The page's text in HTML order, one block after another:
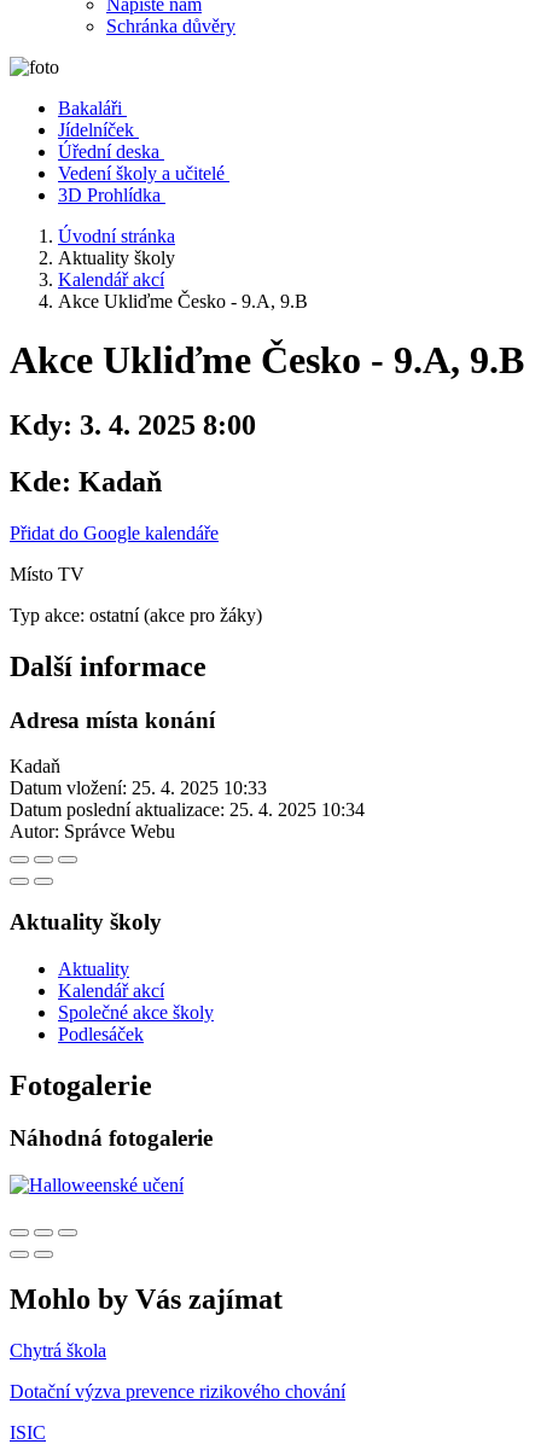
Napište nám
Schránka důvěry
Bakaláři
Jídelníček
Úřední deska
Vedení školy a učitelé
3D Prohlídka
Úvodní stránka
Aktuality školy
Kalendář akcí
Akce Ukliďme Česko - 9.A, 9.B
Akce Ukliďme Česko - 9.A, 9.B
Kdy: 3. 4. 2025 8:00
Kde: Kadaň
Přidat do Google kalendáře
Místo TV
Typ akce: ostatní (akce pro žáky)
Další informace
Adresa místa konání
Kadaň
Datum vložení: 25. 4. 2025 10:33
Datum poslední aktualizace: 25. 4. 2025 10:34
Autor: Správce Webu
Aktuality školy
Aktuality
Kalendář akcí
Společné akce školy
Podlesáček
Fotogalerie
Náhodná fotogalerie
Mohlo by Vás zajímat
Chytrá škola
Dotační výzva prevence rizikového chování
ISIC